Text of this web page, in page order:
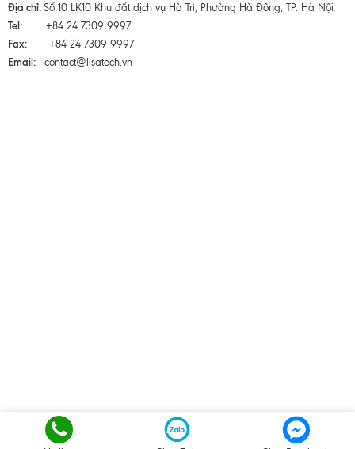
Địa chỉ: Số 10 LK10 Khu đất dịch vụ Hà Trì, Phường Hà Đông, TP. Hà Nội
Tel: +84 24 7309 9997
Fax: +84 24 7309 9997
Email: contact@lisatech.vn